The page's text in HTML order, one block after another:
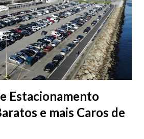
Estacionamento
e mais Caros de